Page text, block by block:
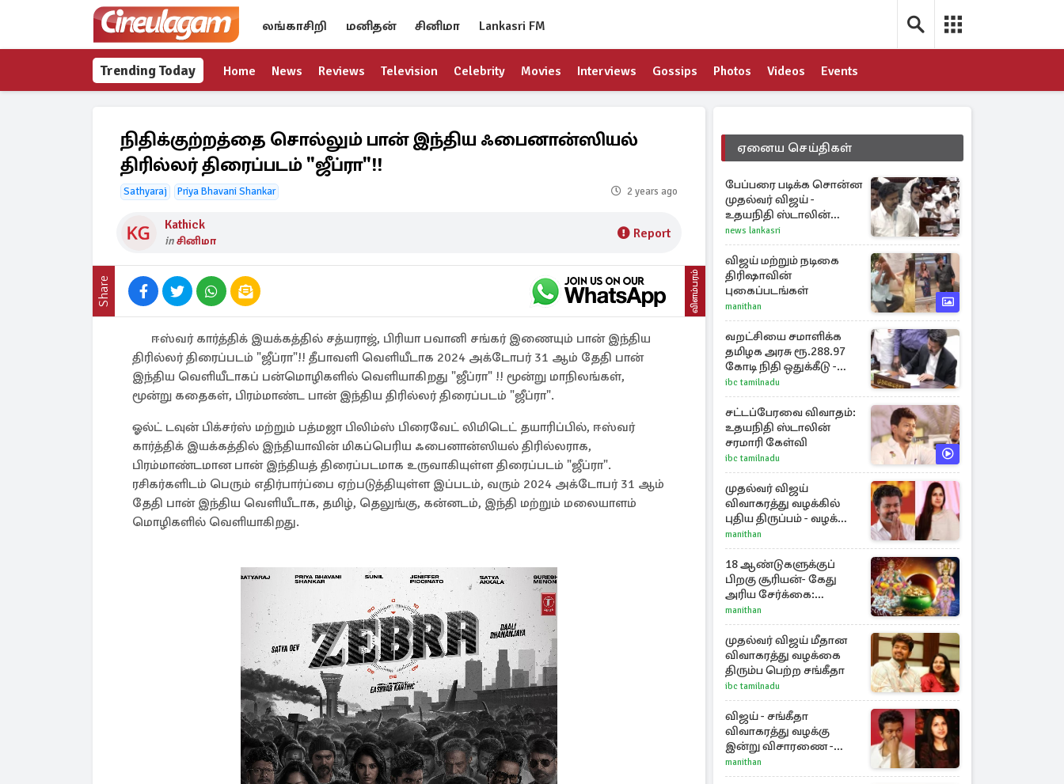
லங்காசிறி மனிதன் சினிமா Lankasri FM
Trending Today Home News Reviews Television Celebrity Movies Interviews Gossips Photos Videos Events
நிதிக்குற்றத்தை சொல்லும் பான் இந்திய ஃபைனான்ஸியல்
திரில்லர் திரைப்படம் "ஜீப்ரா"!!
Sathyaraj Priya Bhavani Shankar 2 years ago
Kathick
inசினிமா Report
Share விளம்பரம்
ஈஸ்வர் கார்த்திக் இயக்கத்தில் சத்யராஜ், பிரியா பவானி சங்கர் இணையும் பான் இந்திய
திரில்லர் திரைப்படம் "ஜீப்ரா"!! தீபாவளி வெளியீடாக 2024 அக்டோபர் 31 ஆம் தேதி பான்
இந்திய வெளியீடாகப் பன்மொழிகளில் வெளியாகிறது "ஜீப்ரா" !! மூன்று மாநிலங்கள்,
மூன்று கதைகள், பிரம்மாண்ட பான் இந்திய திரில்லர் திரைப்படம் "ஜீப்ரா".
ஓல்ட் டவுன் பிக்சர்ஸ் மற்றும் பத்மஜா பிலிம்ஸ் பிரைவேட் லிமிடெட் தயாரிப்பில், ஈஸ்வர்
கார்த்திக் இயக்கத்தில் இந்தியாவின் மிகப்பெரிய ஃபைனான்ஸியல் திரில்லராக,
பிரம்மாண்டமான பான் இந்தியத் திரைப்படமாக உருவாகியுள்ள திரைப்படம் "ஜீப்ரா".
ரசிகர்களிடம் பெரும் எதிர்பார்ப்பை ஏற்படுத்தியுள்ள இப்படம், வரும் 2024 அக்டோபர் 31 ஆம்
தேதி பான் இந்திய வெளியீடாக, தமிழ், தெலுங்கு, கன்னடம், இந்தி மற்றும் மலையாளம்
மொழிகளில் வெளியாகிறது.
ஏனைய செய்திகள்
பேப்பரை படிக்க சொன்ன
முதல்வர் விஜய் -
உதயநிதி ஸ்டாலின்
கொடுத்த பதிலடி
news lankasri
விஜய் மற்றும் நடிகை
திரிஷாவின்
புகைப்படங்கள்
manithan
வறட்சியை சமாளிக்க
தமிழக அரசு ரூ.288.97
கோடி நிதி ஒதுக்கீடு -
வெளியான அரசாணை
ibc tamilnadu
சட்டப்பேரவை விவாதம்:
உதயநிதி ஸ்டாலின்
சரமாரி கேள்வி
ibc tamilnadu
முதல்வர் விஜய்
விவாகரத்து வழக்கில்
புதிய திருப்பம் - வழக்கை
வாபஸ் பெற்ற சங்கீதா!
manithan
18 ஆண்டுகளுக்குப்
பிறகு சூரியன்- கேது
அரிய சேர்க்கை:
அதிர்ஷ்டம் பெறும் 3
ராசிகள்!
manithan
முதல்வர் விஜய் மீதான
விவாகரத்து வழக்கை
திரும்ப பெற்ற சங்கீதா
ibc tamilnadu
விஜய் - சங்கீதா
விவாகரத்து வழக்கு
இன்று விசாரணை -
காணொளி மூலம்
ஆஜராக வாய்ப்பு
manithan